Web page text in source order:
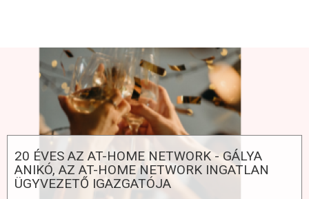
20 ÉVES AZ AT-HOME NETWORK - GÁLYA
ANIKÓ, AZ AT-HOME NETWORK INGATLAN
ÜGYVEZETŐ IGAZGATÓJA